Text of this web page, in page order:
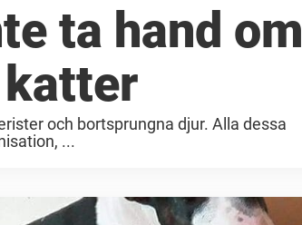
ta hand om
katter
och bortsprungna djur. Alla dessa
...